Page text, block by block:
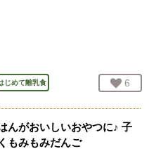
じめて離乳食 お気
6
んがおいしいおやつに♪ 子
もみもみだんご